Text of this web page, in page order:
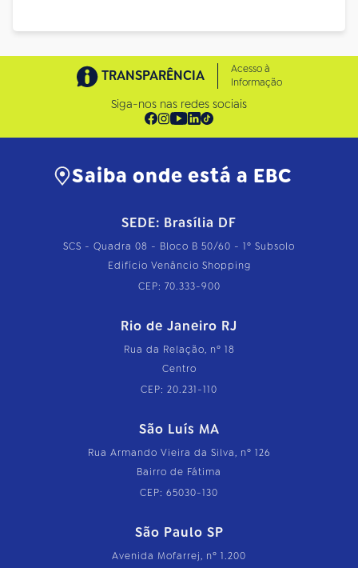
TRANSPARÊNCIA
Acesso à
Informação
Siga-nos nas redes sociais
Saiba onde está a EBC
SEDE: Brasília DF
SCS - Quadra 08 - Bloco B 50/60 - 1º Subsolo
Edifício Venâncio Shopping
CEP: 70.333-900
Rio de Janeiro RJ
Rua da Relação, nº 18
Centro
CEP: 20.231-110
São Luís MA
Rua Armando Vieira da Silva, nº 126
Bairro de Fátima
CEP: 65030-130
São Paulo SP
Avenida Mofarrej, nº 1.200